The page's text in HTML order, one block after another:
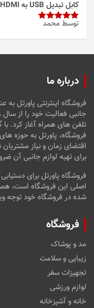
کابل تبدیل USB به HDMI مدل 3in1 HDTV 7562
امتیاز5از
توسط محمد
درباره ما
فروشگاه اینترنتی پاورتل
تلفن های همراه آغاز کرد.
فروشگاه، پاورتل به حوزه
اقتضای زمان و نیاز
برای تهیه لوازم جانبی آن
فروشگاه پاورتل برای
اصلی این فروشگاه است،
شده در فروشگاه خود توجه
فروشگاه
مد و پوشاک
زیبایی و سلامت
تجهیزات سفر
لوازم ورزشی
خانه و آشپزخانه